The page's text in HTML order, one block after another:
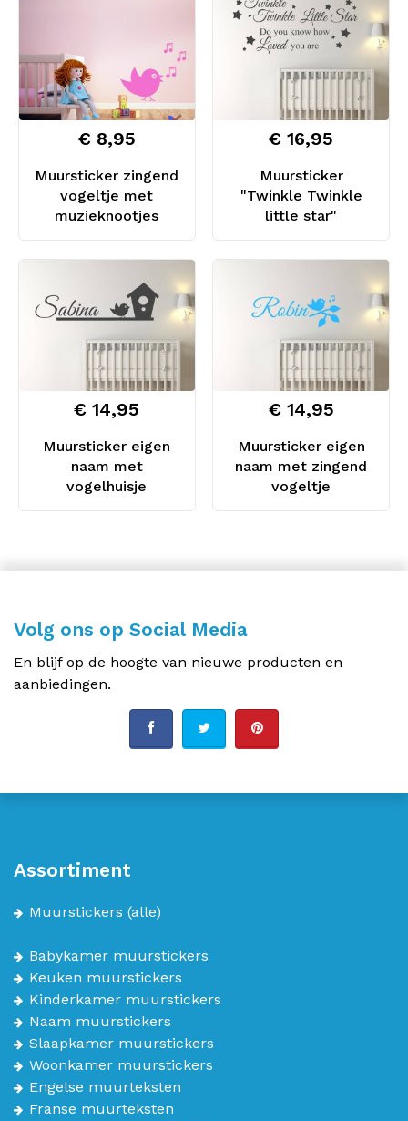
Muursticker zingend
vogeltje met
muzieknootjes
€ 8,95
Muursticker
"Twinkle Twinkle
little star"
€ 16,95
Muursticker eigen
naam met
vogelhuisje
€ 14,95
Muursticker eigen
naam met zingend
vogeltje
€ 14,95
Volg ons op Social Media
En blijf op de hoogte van nieuwe producten en
aanbiedingen.
Assortiment
Muurstickers (alle)
Babykamer muurstickers
Keuken muurstickers
Kinderkamer muurstickers
Naam muurstickers
Slaapkamer muurstickers
Woonkamer muurstickers
Engelse muurteksten
Franse muurteksten